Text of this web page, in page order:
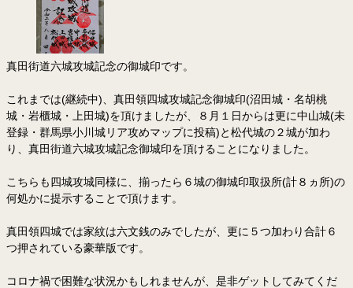
真田街道六城攻城記念の御城印です。
これまでは(継続中)、真田領四城攻城記念御城印(沼田城・名胡桃
城・岩櫃城・上田城)を頂けましたが、８月１日からは更に中山城(未
登録・群馬県小川城リア攻めマップに投稿)と松代城の２城が加わ
り、真田街道六城攻城記念御城印を頂けることになりました。
こちらも四城攻城同様に、揃ったら６城の御城印取扱所(計８ヵ所)の
何処かに提示することで頂けます。
真田領四城では家紋は六文銭のみでしたが、更に５つ加わり合計６
つ押されている豪華版です。
コロナ禍で困難な状況かもしれませんが、是非ゲットしてみてくだ